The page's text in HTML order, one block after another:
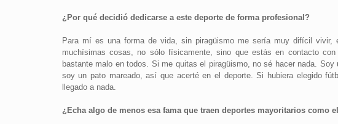
¿Por qué decidió dedicarse a este deporte de forma profesional?
Para mí es una forma de vida, sin piragüismo me sería muy difícil
muchísimas cosas, no sólo físicamente, sino que estás en contacto
bastante malo en todos. Si me quitas el piragüismo, no sé hacer nada.
soy un pato mareado, así que acerté en el deporte. Si hubiera elegido
llegado a nada.
¿Echa algo de menos esa fama que traen deportes mayoritarios como